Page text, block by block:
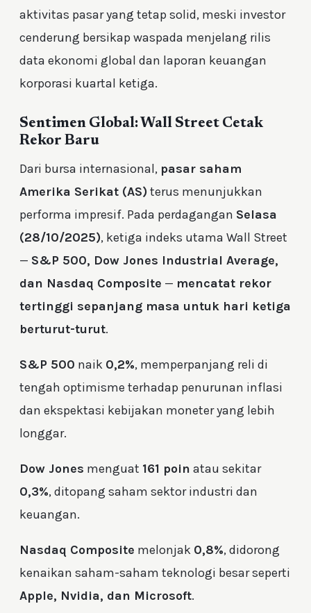
aktivitas pasar yang tetap solid, meski investor
cenderung bersikap waspada menjelang rilis
data ekonomi global dan laporan keuangan
korporasi kuartal ketiga.
Sentimen Global: Wall Street Cetak
Rekor Baru
Dari bursa internasional, pasar saham
Amerika Serikat (AS)terus menunjukkan
performa impresif. Pada perdagangan Selasa
(28/10/2025), ketiga indeks utama Wall Street
— S&P 500, Dow Jones Industrial Average,
dan Nasdaq Composite — mencatat rekor
tertinggi sepanjang masa untuk hari ketiga
berturut-turut.
S&P 500 naik 0,2%, memperpanjang reli di
tengah optimisme terhadap penurunan inflasi
dan ekspektasi kebijakan moneter yang lebih
longgar.
Dow Jones menguat 161 poin atau sekitar
0,3%, ditopang saham sektor industri dan
keuangan.
Nasdaq Composite melonjak 0,8%, didorong
kenaikan saham-saham teknologi besar seperti
Apple, Nvidia, dan Microsoft.